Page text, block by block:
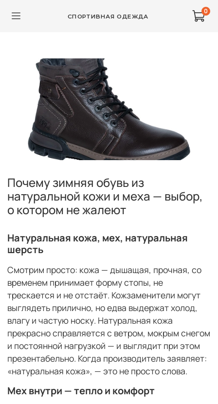
СПОРТИВНАЯ ОДЕЖДА
0
Почему зимняя обувь из
натуральной кожи и меха — выбор,
о котором не жалеют
Натуральная кожа, мех, натуральная
шерсть
Смотрим просто: кожа — дышащая, прочная, со
временем принимает форму стопы, не
трескается и не отстаёт. Кожзаменители могут
выглядеть прилично, но едва выдержат холод,
влагу и частую носку. Натуральная кожа
прекрасно справляется с ветром, мокрым снегом
и постоянной нагрузкой — и выглядит при этом
презентабельно. Когда производитель заявляет:
«натуральная кожа», — это не просто слова.
Мех внутри — тепло и комфорт